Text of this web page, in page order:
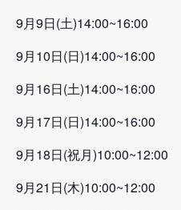
9月9日(土)14:00~16:00
9月10日(日)14:00~16:00
9月16日(土)14:00~16:00
9月17日(日)14:00~16:00
9月18日(祝月)10:00~12:00
9月21日(木)10:00~12:00